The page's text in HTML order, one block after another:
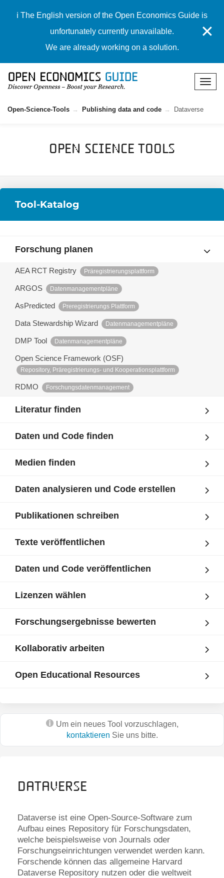
ℹ️ The English version of the Open Economics Guide is
unfortunately currently unavailable.
We are already working on a solution.
✕
Open-Science-Tools Publishing data and code Dataverse
Open Science Tools
Tool-Katalog
Forschung planen
AEA RCT Registry Präregistrierungsplattform
ARGOS Datenmanagementpläne
AsPredicted Preregistrierungs Plattform
Data Stewardship Wizard Datenmanagementpläne
DMP Tool Datenmanagementpläne
Open Science Framework (OSF)
Repository, Präregistrierungs- und Kooperationsplattform
RDMO Forschungsdatenmanagement
Literatur finden
Daten und Code finden
Medien finden
Daten analysieren und Code erstellen
Publikationen schreiben
Texte veröffentlichen
Daten und Code veröffentlichen
Lizenzen wählen
Forschungsergebnisse bewerten
Kollaborativ arbeiten
Open Educational Resources
Um ein neues Tool vorzuschlagen,
kontaktieren Sie uns bitte.
Dataverse
Dataverse ist eine Open-Source-Software zum
Aufbau eines Repository für Forschungsdaten,
welche beispielsweise von Journals oder
Forschungseinrichtungen verwendet werden kann.
Forschende können das allgemeine Harvard
Dataverse Repository nutzen oder die weltweit